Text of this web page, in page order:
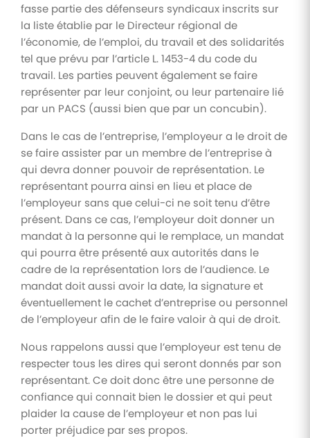
fasse partie des défenseurs syndicaux inscrits sur
la liste établie par le Directeur régional de
l’économie, de l’emploi, du travail et des solidarités
tel que prévu par l’article L. 1453-4 du code du
travail. Les parties peuvent également se faire
représenter par leur conjoint, ou leur partenaire lié
par un PACS (aussi bien que par un concubin).
Dans le cas de l’entreprise, l’employeur a le droit de
se faire assister par un membre de l’entreprise à
qui devra donner pouvoir de représentation. Le
représentant pourra ainsi en lieu et place de
l’employeur sans que celui-ci ne soit tenu d’être
présent. Dans ce cas, l’employeur doit donner un
mandat à la personne qui le remplace, un mandat
qui pourra être présenté aux autorités dans le
cadre de la représentation lors de l’audience. Le
mandat doit aussi avoir la date, la signature et
éventuellement le cachet d’entreprise ou personnel
de l’employeur afin de le faire valoir à qui de droit.
Nous rappelons aussi que l’employeur est tenu de
respecter tous les dires qui seront donnés par son
représentant. Ce doit donc être une personne de
confiance qui connait bien le dossier et qui peut
plaider la cause de l’employeur et non pas lui
porter préjudice par ses propos.